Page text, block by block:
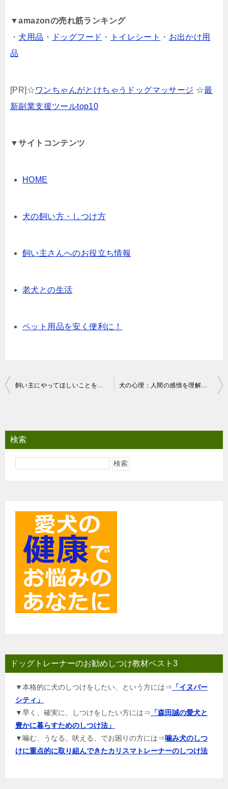
▼amazonの売れ筋ランキング
・ 犬用品 ・ ドッグフード ・ トイレシート ・ お出かけ用
品
[PR]☆ワンちゃんがとけちゃうドッグマッサージ ☆最
新副業支援ツールtop10
▼サイトコンテンツ
HOME
犬の飼い方・しつけ方
飼い主さんへのお役立ち情報
老犬との生活
ペット用品を安く便利に！
投
ビ
ゲ
飼い主にやってほしいことをお願いする犬もいる 犬の心理：人間の感情を理解する彼らの驚くべき能力
検索
ドッグトレーナーのお勧めしつけ教材ベスト3
▼本格的に犬のしつけをしたい、という方には⇒ 「イヌバー
シティ」
▼早く、確実に、しつけをしたい方には⇒ 「森田誠の愛犬と
豊かに暮らすためのしつけ法」
▼噛む、うなる、吠える、でお困りの方には⇒噛み犬のしつ
けに重点的に取り組んできたカリスマトレーナーのしつけ法